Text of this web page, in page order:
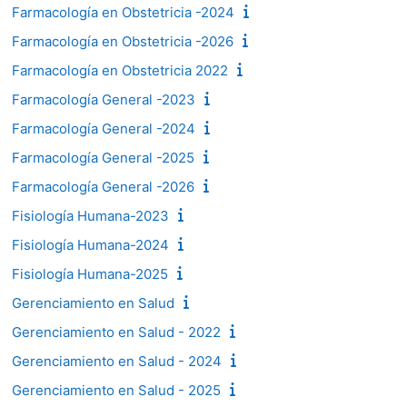
Farmacología en Obstetricia -2024
Farmacología en Obstetricia -2026
Farmacología en Obstetricia 2022
Farmacología General -2023
Farmacología General -2024
Farmacología General -2025
Farmacología General -2026
Fisiología Humana-2023
Fisiología Humana-2024
Fisiología Humana-2025
Gerenciamiento en Salud
Gerenciamiento en Salud - 2022
Gerenciamiento en Salud - 2024
Gerenciamiento en Salud - 2025